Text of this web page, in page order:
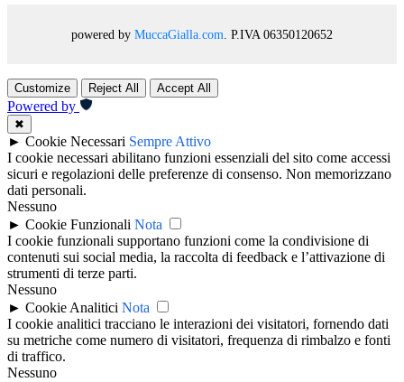
powered by MuccaGialla.com . P.IVA 06350120652
Customize Reject All Accept All
Powered by
✖
► Cookie Necessari Sempre Attivo
I cookie necessari abilitano funzioni essenziali del sito come accessi
sicuri e regolazioni delle preferenze di consenso. Non memorizzano
dati personali.
Nessuno
► Cookie Funzionali Nota
I cookie funzionali supportano funzioni come la condivisione di
contenuti sui social media, la raccolta di feedback e l’attivazione di
strumenti di terze parti.
Nessuno
► Cookie Analitici Nota
I cookie analitici tracciano le interazioni dei visitatori, fornendo dati
su metriche come numero di visitatori, frequenza di rimbalzo e fonti
di traffico.
Nessuno